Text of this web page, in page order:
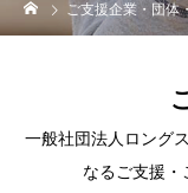
ご支援企業・団体
一般社団法人ロング
なるご支援・